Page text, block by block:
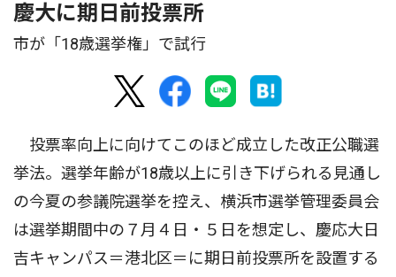
慶大に期日前投票所
市が「18歳選挙権」で試行
投票率向上に向けてこのほど成立した改正公職選
挙法。選挙年齢が18歳以上に引き下げられる見通し
の今夏の参議院選挙を控え、横浜市選挙管理委員会
は選挙期間中の７月４日・５日を想定し、慶応大日
吉キャンパス＝港北区＝に期日前投票所を設置する